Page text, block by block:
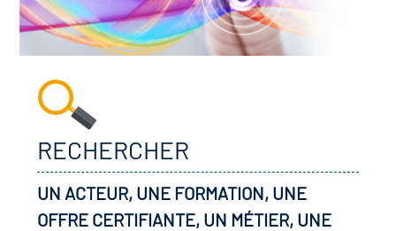
RECHERCHER
UN ACTEUR, UNE FORMATION, UNE
OFFRE CERTIFIANTE, UN MÉTIER, UNE